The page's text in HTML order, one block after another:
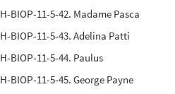
H-BIOP-11-5-42. Madame Pasca
H-BIOP-11-5-43. Adelina Patti
H-BIOP-11-5-44. Paulus
H-BIOP-11-5-45. George Payne